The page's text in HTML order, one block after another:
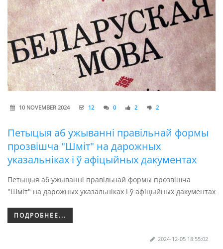
10 NOVEMBER 2024 12 0 2 2
Петыцыя аб ужыванні правільнай формы
прозвішча "Шміт" на дарожных
указальніках і ў афіцыйных дакументах
Петыцыя аб ужыванні правільнай формы прозвішча
"Шміт" на дарожных указальніках і ў афіцыйных дакументах
ПОДРОБНЕЕ...
2024-12-05 18:55:02